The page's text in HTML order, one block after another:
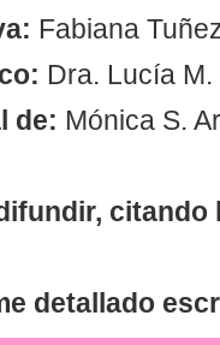
Fabiana
Dra. Lucía M.
de: Mónica S.
citando
detallado